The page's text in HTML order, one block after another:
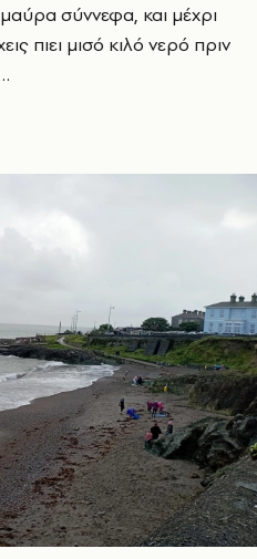
σύννεφα, και μέχρι
πιει μισό κιλό νερό πριν